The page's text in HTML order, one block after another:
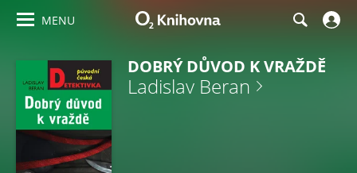
MENU
DOBRÝ DŮVOD K VRAŽDĚ
Ladislav Beran